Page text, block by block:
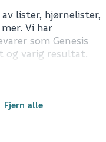
lister, hjørnelister,
Vi har
som Genesis
og varig resultat.
Fjern alle